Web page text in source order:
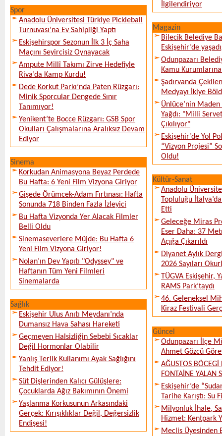
Spor
Anadolu Üniversitesi Türkiye Pickleball
Turnuvası’na Ev Sahipliği Yaptı
Eskişehirspor Sezonun İlk 3 İç Saha
Maçını Seyircisiz Oynayacak
Ampute Millî Takımı Zirve Hedefiyle
Riva’da Kamp Kurdu!
Dede Korkut Parkı’nda Paten Rüzgarı:
Minik Sporcular Dengede Sınır
Tanımıyor!
Yenikent’te Bocce Rüzgarı: GSB Spor
Okulları Çalışmalarına Aralıksız Devam
Ediyor
Sinema
Korkudan Animasyona Beyaz Perdede
Bu Hafta: 6 Yeni Film Vizyona Giriyor
Gişede Örümcek-Adam Fırtınası: Hafta
Sonunda 718 Binden Fazla İzleyici
Bu Hafta Vizyonda Yer Alacak Filmler
Belli Oldu
Sinemaseverlere Müjde: Bu Hafta 6
Yeni Film Vizyona Giriyor!
Nolan’ın Dev Yapıtı "Odyssey" ve
Haftanın Tüm Yeni Filmleri
Sinemalarda
Sağlık
Eskişehir Ulus Anıtı Meydanı’nda
Dumansız Hava Sahası Hareketi
Geçmeyen Halsizliğin Sebebi Sıcaklar
Değil Hormonlar Olabilir
Yanlış Terlik Kullanımı Ayak Sağlığını
Tehdit Ediyor!
Süt Dişlerinden Kalıcı Gülüşlere:
Çocuklarda Ağız Bakımının Önemi
Yaşlanma Korkusunun Arkasındaki
Gerçek: Kırışıklıklar Değil, Değersizlik
Endişesi!
İlgilendiriyor
Magazin
Bilecik Belediye
Eskişehir’de
Odunpazarı
Kamu Kurumlarına
Şadırvanda
Medyayı İkiye
Ünlüce’nin Maden
Yağdı: "Milli
Çıkılıyor"
Eskişehir’de Yol
“Vizyon Projesi”
Oldu!
Kültür-Sanat
Anadolu
Topluluğu
Etti
Geleceğe Miras
Eser Daha: 37
Açığa Çıkarıldı
Diyanet Aylık
2026 Sayıları
TÜGVA Eskişehir,
RAMS Park’taydı
46. Geleneksel
Kiraz Festivali
Güncel
Odunpazarı İlçe
Ahmet Gözcü
AĞUSTOS BÖCEGİ
FONTAİNE YALAN
Eskişehir’de
Tarihe Karıştı: Su
Milyonluk İhale,
Hizmet: Kentpark
Meclis Üyesinden